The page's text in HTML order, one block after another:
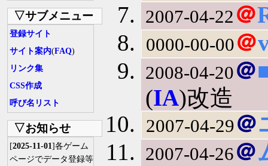
▽サブメニュー
登録サイト
サイト案内(FAQ)
リンク集
CSS作成
呼び名リスト
▽お知らせ
[2025-11-01]各ゲーム
ページでデータ登録等
2007-04-22 ＠
0000-00-00＠
2008-04-20＠
(IA)改造
2007-04-29＠
2007-04-26＠